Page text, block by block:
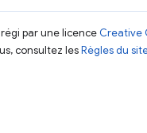
par une licence Creative
consultez lesRègles du